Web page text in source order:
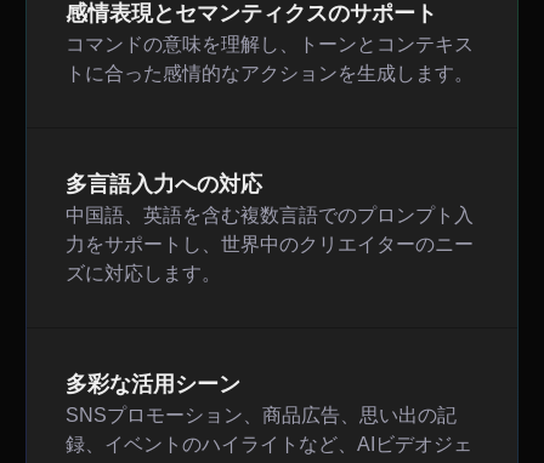
感情表現とセマンティクスのサポート
コマンドの意味を理解し、トーンとコンテキス
トに合った感情的なアクションを生成します。
多言語入力への対応
中国語、英語を含む複数言語でのプロンプト入
力をサポートし、世界中のクリエイターのニー
ズに対応します。
多彩な活用シーン
SNSプロモーション、商品広告、思い出の記
録、イベントのハイライトなど、AIビデオジェ